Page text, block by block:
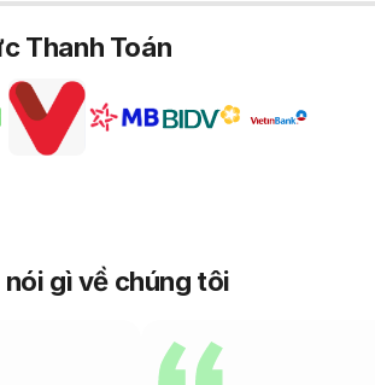
Thanh Toán
gì về chúng tôi